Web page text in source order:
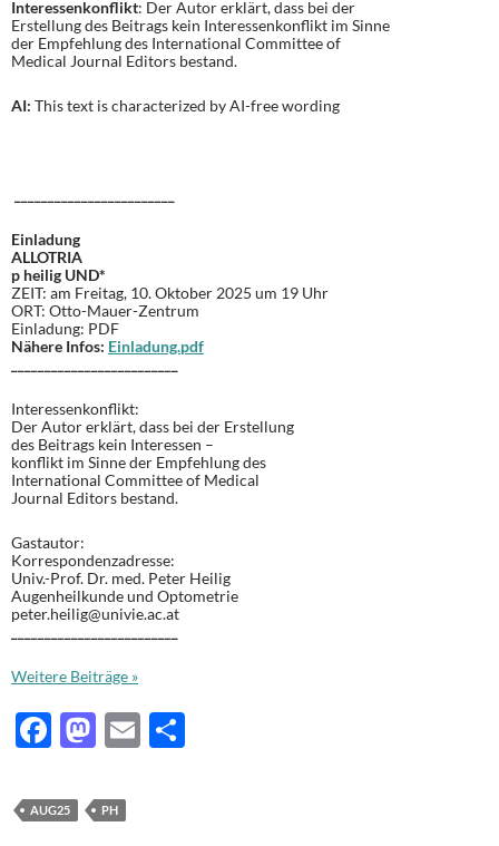
Interessenkonflikt: Der Autor erklärt, dass bei der
Erstellung des Beitrags kein Interessenkonflikt im Sinne
der Empfehlung des International Committee of
Medical Journal Editors bestand.
AI: This text is characterized by AI-free wording
Einladung
ALLOTRIA
p heilig UND*
ZEIT: am Freitag, 10. Oktober 2025 um 19 Uhr
ORT: Otto-Mauer-Zentrum
Einladung: PDF
Nähere Infos: Einladung.pdf
Interessenkonflikt:
Der Autor erklärt, dass bei der Erstellung
des Beitrags kein Interessen –
konflikt im Sinne der Empfehlung des
International Committee of Medical
Journal Editors bestand.
Gastautor:
Korrespondenzadresse:
Univ.-Prof. Dr. med. Peter Heilig
Augenheilkunde und Optometrie
peter.heilig@univie.ac.at
Weitere Beiträge »
F
e
M
to
E
AUG25 PH